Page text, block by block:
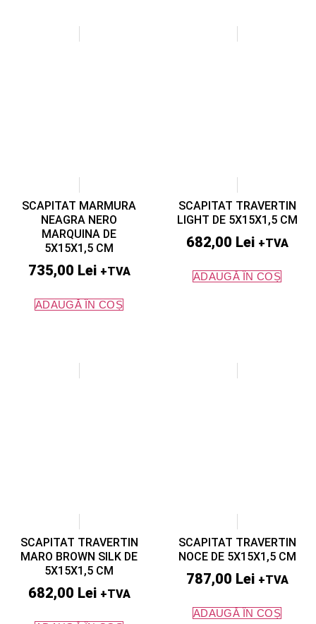
SCAPITAT MARMURA
NEAGRA NERO
MARQUINA DE
5X15X1,5 CM
735,00 Lei +TVA
ADAUGĂ ÎN COȘ
SCAPITAT TRAVERTIN
LIGHT DE 5X15X1,5 CM
682,00 Lei +TVA
ADAUGĂ ÎN COȘ
SCAPITAT TRAVERTIN
MARO BROWN SILK DE
5X15X1,5 CM
682,00 Lei +TVA
SCAPITAT TRAVERTIN
NOCE DE 5X15X1,5 CM
787,00 Lei +TVA
ADAUGĂ ÎN COȘ